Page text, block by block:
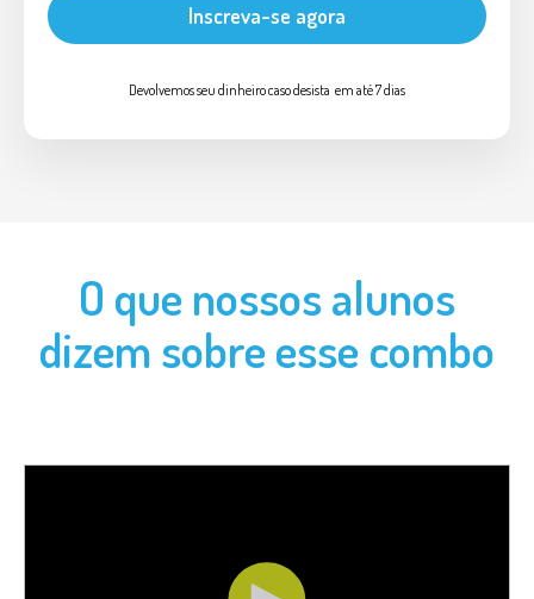
Inscreva-se agora
Devolvemos seu dinheiro caso desista em até 7 dias
O que nossos alunos
dizem sobre esse combo